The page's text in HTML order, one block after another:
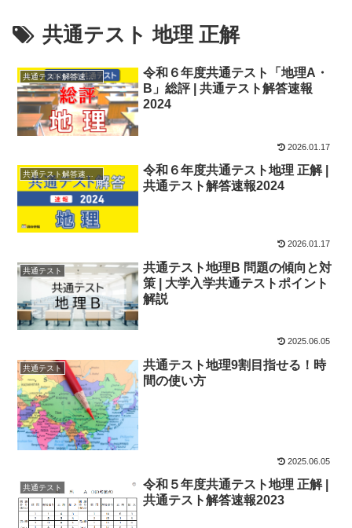
共通テスト 地理 正解
共通テスト解答速報2024
令和６年度共通テスト「地理A・
B」総評 | 共通テスト解答速報
2024
2026.01.17
共通テスト解答速報2024
令和６年度共通テスト地理 正解 |
共通テスト解答速報2024
2026.01.17
共通テスト
共通テスト地理B 問題の傾向と対
策 | 大学入学共通テストポイント
解説
2025.06.05
共通テスト
共通テスト地理9割目指せる！時
間の使い方
2025.06.05
共通テスト
令和５年度共通テスト地理 正解 |
共通テスト解答速報2023